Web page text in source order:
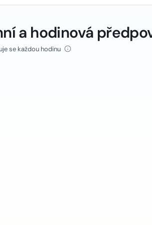
a hodinová
se každou hodinu